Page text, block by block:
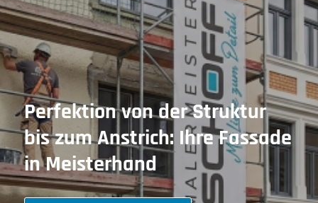
Perfektion von der Struktur
bis zum Anstrich: Ihre Fassade
in Meisterhand